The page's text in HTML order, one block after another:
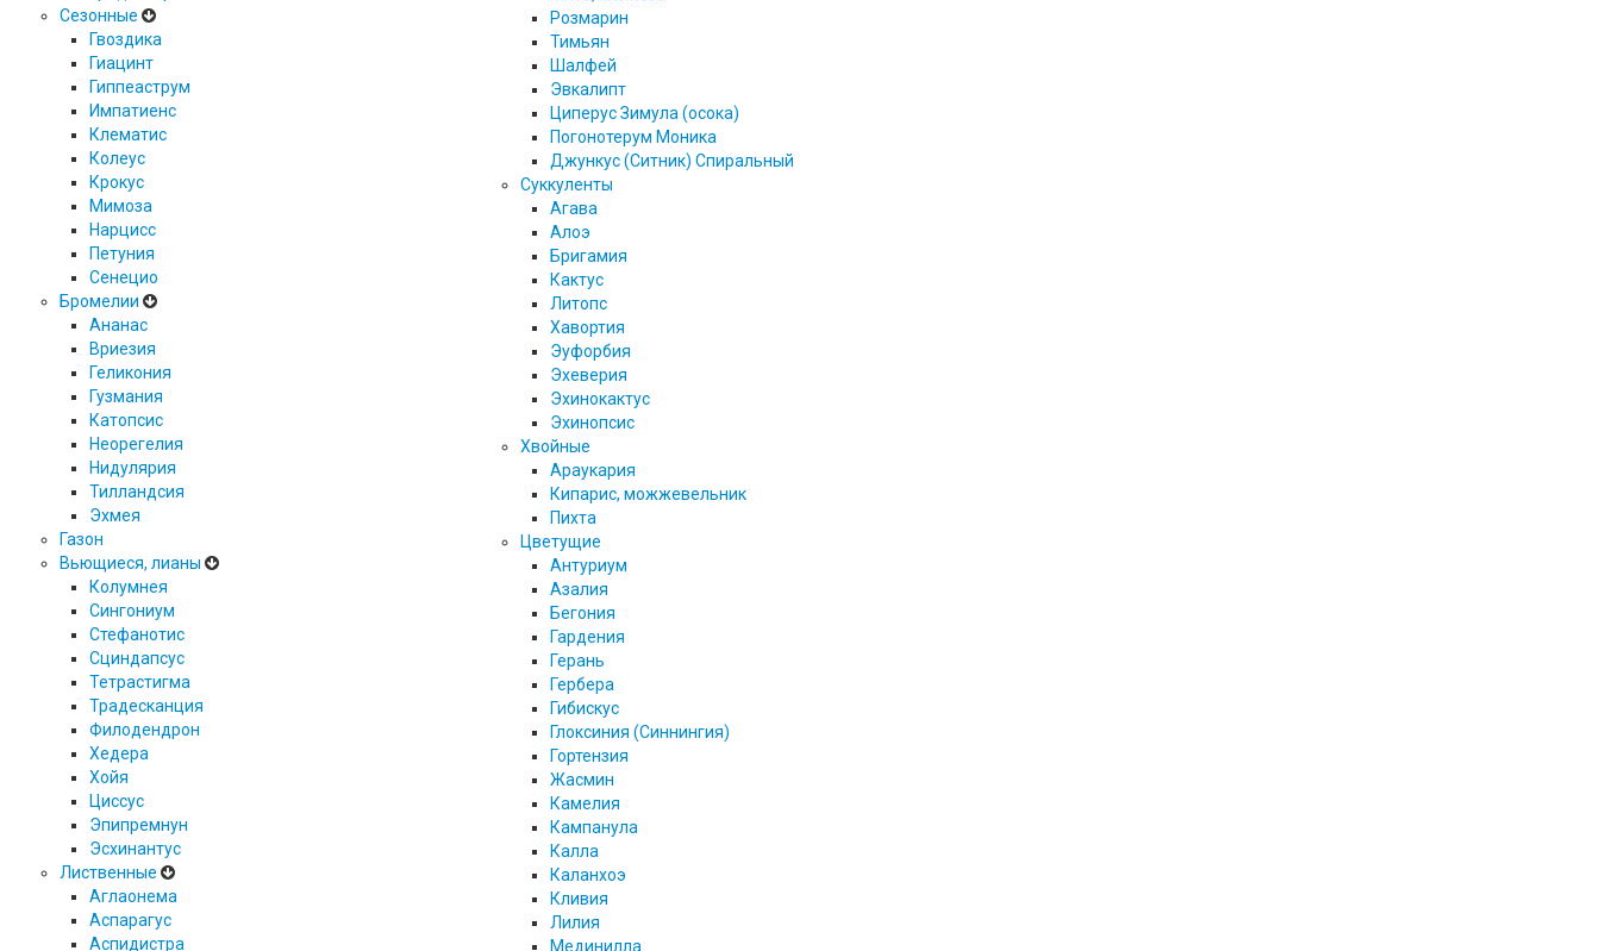
Розмарин
Тимьян
Шалфей
Эвкалипт
Циперус Зимула (осока)
Погонотерум Моника
Джункус (Ситник) Спиральный
Суккуленты
Агава
Алоэ
Бригамия
Кактус
Литопс
Хавортия
Эуфорбия
Эхеверия
Эхинокактус
Эхинопсис
Хвойные
Араукария
Кипарис, можжевельник
Пихта
Цветущие
Антуриум
Азалия
Бегония
Гардения
Герань
Гербера
Гибискус
Глоксиния (Синнингия)
Гортензия
Жасмин
Камелия
Кампанула
Калла
Каланхоэ
Кливия
Лилия
Мединилла
Сезонные
Гвоздика
Гиацинт
Гиппеаструм
Импатиенс
Клематис
Колеус
Крокус
Мимоза
Нарцисс
Петуния
Сенецио
Бромелии
Ананас
Вриезия
Геликония
Гузмания
Катопсис
Неорегелия
Нидулярия
Тилландсия
Эхмея
Газон
Вьющиеся, лианы
Колумнея
Сингониум
Стефанотис
Сциндапсус
Тетрастигма
Традесканция
Филодендрон
Хедера
Хойя
Циссус
Эпипремнун
Эсхинантус
Лиственные
Аглаонема
Аспарагус
Аспидистра